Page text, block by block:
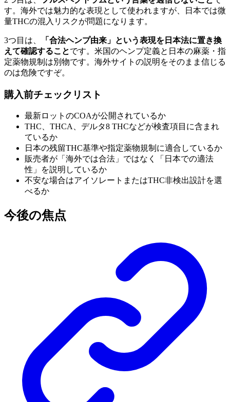
す。海外では魅力的な表現として使われますが、日本では微
量THCの混入リスクが問題になります。
3つ目は、
「合法ヘンプ由来」という表現を日本法に置き換
えて確認することです。米国のヘンプ定義と日本の麻薬・指
定薬物規制は別物です。海外サイトの説明をそのまま信じる
のは危険ですぞ。
購入前チェックリスト
最新ロットのCOAが公開されているか
THC、THCA、デルタ8 THCなどが検査項目に含まれ
ているか
日本の残留THC基準や指定薬物規制に適合しているか
販売者が「海外では合法」ではなく「日本での適法
性」を説明しているか
不安な場合はアイソレートまたはTHC非検出設計を選
べるか
今後の焦点